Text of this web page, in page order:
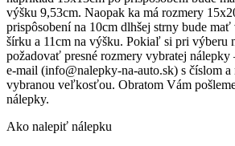
výšku 9,53cm. Naopak ka má rozmery
prispôsobení na 10cm dlhšej strny bude
šírku a 11cm na výšku. Pokiaľ si pri výberu
požadovať presné rozmery vybratej nálepky
e-mail (info@nalepky-na-auto.sk) s číslom a
vybranou veľkosťou. Obratom Vám
nálepky.
Ako nalepiť nálepku